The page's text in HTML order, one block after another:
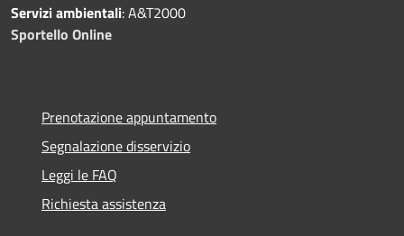
Servizi ambientali: A&T2000
Sportello Online
Prenotazione appuntamento
Segnalazione disservizio
Leggi le FAQ
Richiesta assistenza